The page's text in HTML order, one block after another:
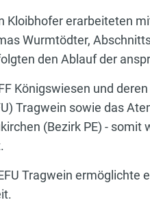
Kloibhofer erarbeiteten
Wurmtödter,
den Ablauf der
Königswiesen und
Tragwein sowie das
(Bezirk PE) -
Tragwein